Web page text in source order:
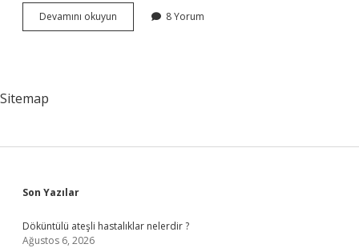
Devamını okuyun
Allahın
8 Yorum
Sitemap
Sidebar
Son Yazılar
Döküntülü ateşli hastalıklar nelerdir ?
Ağustos 6, 2026